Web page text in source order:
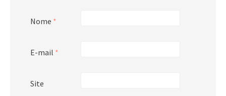
Nome *
E-mail *
Site